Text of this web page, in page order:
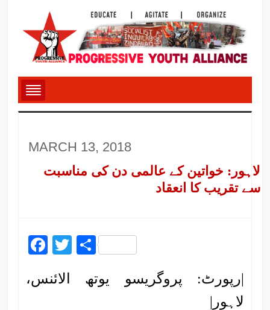
MARCH 13, 2018
لاہور: خواتین کے عالمی دن کی مناسبت
سے تقریب کا انعقاد
Facebook
Twitter
Share
|رپورٹ: پروگریسو یوتھ الائنس،
لاہور|